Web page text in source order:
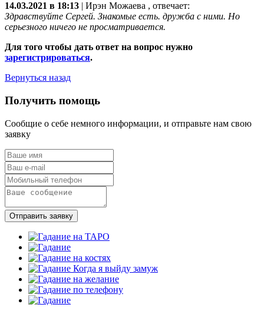
14.03.2021 в 18:13
Ирэн Можаева , отвечает:
Здравствуйте Сергей. Знакомые есть. дружба с ними. Но
серьезного ничего не просматривается.
Для того чтобы дать ответ на вопрос нужно
зарегистрироваться.
Вернуться назад
Получить помощь
Сообщие о себе немного информации, и отправьте нам свою
заявку
Отправить заявку